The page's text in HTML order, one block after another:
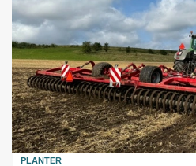
PLANTER